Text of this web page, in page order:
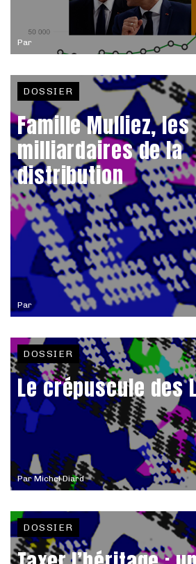
Par
Par
DOSSIER
Famille Mulliez, les
milliardaires de la
distribution
ParMichel Diard
DOSSIER
Le crépuscule des
DOSSIER